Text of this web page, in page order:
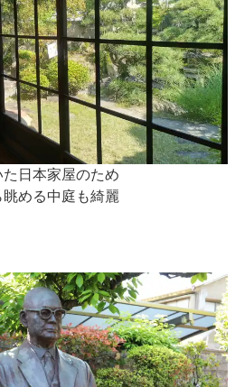
日本家屋のため
める中庭も綺麗